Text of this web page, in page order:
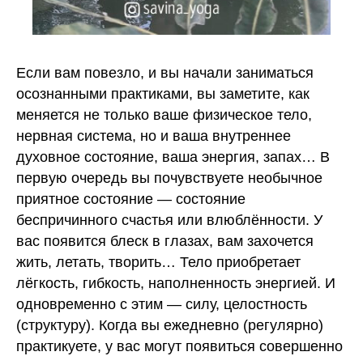
Если вам повезло, и вы начали заниматься
осознанными практиками, вы заметите, как
меняется не только ваше физическое тело,
нервная система, но и ваша внутреннее
духовное состояние, ваша энергия, запах… В
первую очередь вы почувствуете необычное
приятное состояние — состояние
беспричинного счастья или влюблённости. У
вас появится блеск в глазах, вам захочется
жить, летать, творить… Тело приобретает
лёгкость, гибкость, наполненность энергией. И
одновременно с этим — силу, целостность
(структуру). Когда вы ежедневно (регулярно)
практикуете, у вас могут появиться совершенно